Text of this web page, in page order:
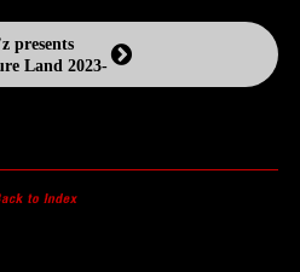
presents
Land 2023-